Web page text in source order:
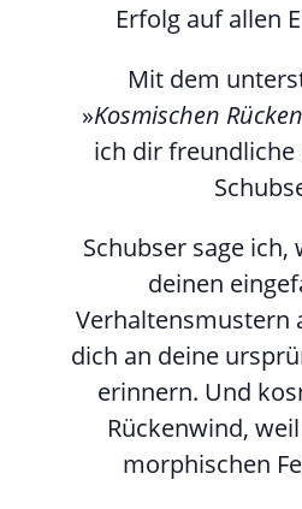
Erfolg auf allen
Mit dem
»Kosmischen
ich dir freundliche
Schubser sage ich,
deinen
Verhaltensmustern
dich an deine
erinnern. Und
Rückenwind,
morphischen